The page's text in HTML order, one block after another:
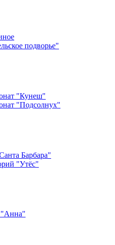
подворье"
"Кунеш"
"Подсолнух"
Барбара"
"Утёс"